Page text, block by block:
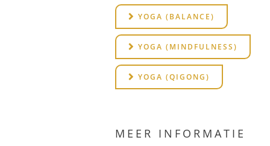
YOGA (BALANCE)
YOGA (MINDFULNESS)
YOGA (QIGONG)
MEER INFORMATIE